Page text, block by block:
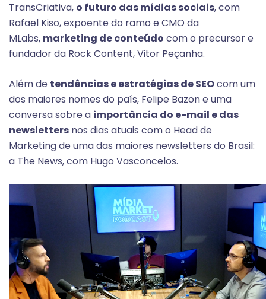
TransCriativa, o futuro das mídias sociais, com
Rafael Kiso, expoente do ramo e CMO da
MLabs, marketing de conteúdo com o precursor e
fundador da Rock Content, Vitor Peçanha.
Além de tendências e estratégias de SEOcom um
dos maiores nomes do país, Felipe Bazon e uma
conversa sobre a importância do e-mail e das
newsletters nos dias atuais com o Head de
Marketing de uma das maiores newsletters do Brasil:
a The News, com Hugo Vasconcelos.